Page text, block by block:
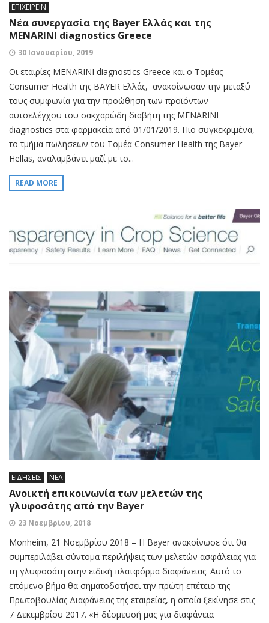
ΕΠΙΧΕΙΡΕΙΝ
Νέα συνεργασία της Bayer Ελλάς και της
MENARINI diagnostics Greece
30 Ιανουαρίου, 2019
Οι εταιρίες MENARINI diagnostics Greece και o Τομέας
Consumer Health της BAYER Ελλάς, ανακοίνωσαν την μεταξύ
τους συμφωνία για την προώθηση των προϊόντων
αυτοελέγχου του σακχαρώδη διαβήτη της MENARINI
diagnostics στα φαρμακεία από 01/01/2019. Πιο συγκεκριμένα,
το τμήμα πωλήσεων του Τομέα Consumer Health της Bayer
Hellas, αναλαμβάνει μαζί με το...
READ MORE
ΕΙΔΗΣΕΙΣ ΝΕΑ
Ανοικτή επικοινωνία των μελετών της
γλυφοσάτης από την Bayer
23 Νοεμβρίου, 2018
Monheim, 21 Νοεμβρίου 2018 – Η Bayer ανακοίνωσε ότι θα
συμπεριλάβει σύντομα περιλήψεις των μελετών ασφάλειας για
τη γλυφοσάτη στην ειδική πλατφόρμα διαφάνειας. Αυτό το
επόμενο βήμα θα σηματοδοτήσει την πρώτη επέτειο της
Πρωτοβουλίας Διαφάνειας της εταιρείας, η οποία ξεκίνησε στις
7 Δεκεμβρίου 2017. «Η δέσμευσή μας για διαφάνεια